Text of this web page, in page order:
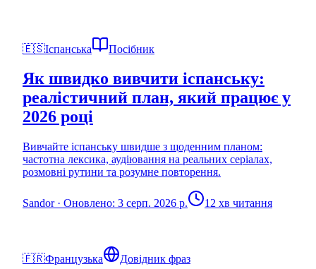
🇪🇸Іспанська Посібник
Як швидко вивчити іспанську:
реалістичний план, який працює у
2026 році
Вивчайте іспанську швидше з щоденним планом:
частотна лексика, аудіювання на реальних серіалах,
розмовні рутини та розумне повторення.
Sandor· Оновлено: 3 серп. 2026 р. 12 хв читання
🇫🇷Французька Довідник фраз